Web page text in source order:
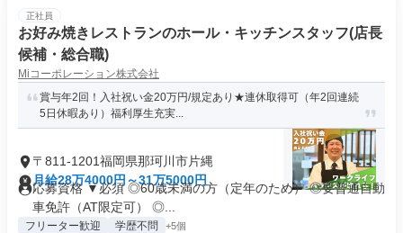
正社員
お好み焼きレストランのホール・キッチンスタッフ(店長
候補・総合職)
Miコーポレーション株式会社
賞与年2回！入社祝い金20万円/規定あり★連休取得可（年2回連続
5日休暇あり）福利厚生充実...
〒811-1201福岡県那珂川市片縄
月給28万4000円～31万5000円
応募資格 ▼必須 ◎60歳未満の方（定年のため） ◎要普通自動
車免許（AT限定可） ◎...
フリーター歓迎 学歴不問 +5個